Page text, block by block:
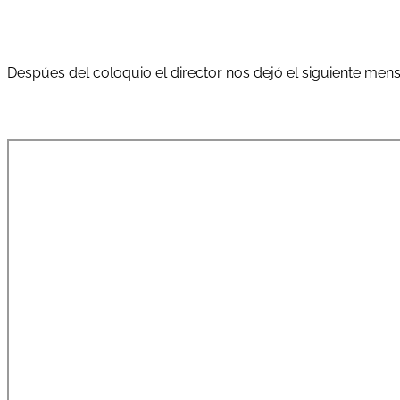
Despúes del coloquio el director nos dejó el siguiente